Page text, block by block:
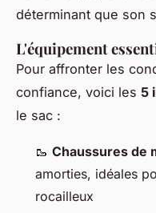
déterminant que son
L'équipement
Pour affronter les
confiance, voici les 5
le sac :
🥾 Chaussures de
amorties, idéales
rocailleux